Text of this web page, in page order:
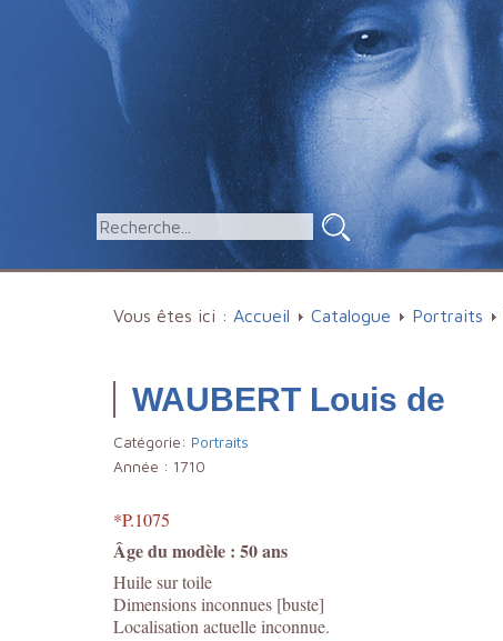
Vous êtes ici : Accueil Catalogue Portraits
WAUBERT Louis de
Catégorie: Portraits
Année : 1710
*P.1075
Âge du modèle : 50 ans
Huile sur toile
Dimensions inconnues [buste]
Localisation actuelle inconnue.